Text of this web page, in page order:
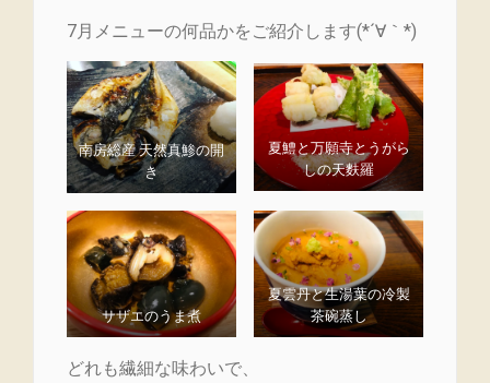
7月メニューの何品かをご紹介します(*´∀｀*)
南房総産 天然真鯵の開
き
夏鱧と万願寺とうがら
しの天麩羅
サザエのうま煮
夏雲丹と生湯葉の冷製
茶碗蒸し
どれも繊細な味わいで、